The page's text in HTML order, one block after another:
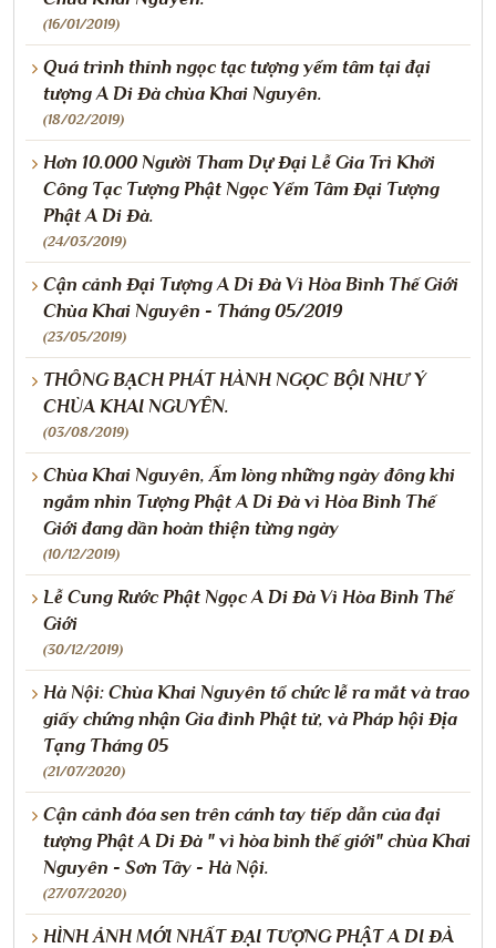
(16/01/2019)
Quá trình thỉnh ngọc tạc tượng yểm tâm tại đại
tượng A Di Đà chùa Khai Nguyên.
(18/02/2019)
Hơn 10.000 Người Tham Dự Đại Lễ Gia Trì Khởi
Công Tạc Tượng Phật Ngọc Yểm Tâm Đại Tượng
Phật A Di Đà.
(24/03/2019)
Cận cảnh Đại Tượng A Di Đà Vì Hòa Bình Thế Giới
Chùa Khai Nguyên - Tháng 05/2019
(23/05/2019)
THÔNG BẠCH PHÁT HÀNH NGỌC BỘI NHƯ Ý
CHÙA KHAI NGUYÊN.
(03/08/2019)
Chùa Khai Nguyên, Ấm lòng những ngày đông khi
ngắm nhìn Tượng Phật A Di Đà vì Hòa Bình Thế
Giới đang dần hoàn thiện từng ngày
(10/12/2019)
Lễ Cung Rước Phật Ngọc A Di Đà Vì Hòa Bình Thế
Giới
(30/12/2019)
Hà Nội: Chùa Khai Nguyên tổ chức lễ ra mắt và trao
giấy chứng nhận Gia đình Phật tử, và Pháp hội Địa
Tạng Tháng 05
(21/07/2020)
Cận cảnh đóa sen trên cánh tay tiếp dẫn của đại
tượng Phật A Di Đà " vì hòa bình thế giới" chùa Khai
Nguyên - Sơn Tây - Hà Nội.
(27/07/2020)
HÌNH ẢNH MỚI NHẤT ĐẠI TƯỢNG PHẬT A DI ĐÀ